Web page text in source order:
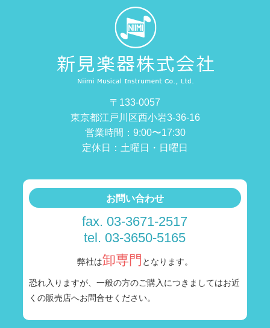
〒133-0057
東京都江戸川区西小岩3-36-16
営業時間：9:00〜17:30
定休日：土曜日・日曜日
お問い合わせ
fax. 03-3671-2517
tel. 03-3650-5165
弊社は卸専門 となります。
恐れ入りますが、一般の方のご購入につきましてはお近
くの販売店へお問合せください。